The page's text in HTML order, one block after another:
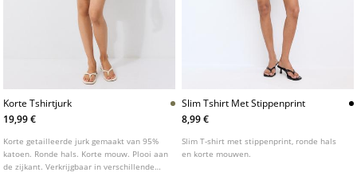
Korte Tshirtjurk
19,99 €
Korte getailleerde jurk gemaakt van 95%
katoen. Ronde hals. Korte mouw. Plooi aan
de zijkant. Verkrijgbaar in verschillende
Slim Tshirt Met Stippenprint
8,99 €
Slim T-shirt met stippenprint, ronde hals
en korte mouwen.